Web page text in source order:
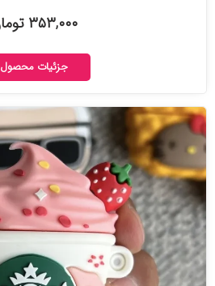
۳۵۳,۰۰۰ تومان
جزئیات محصول